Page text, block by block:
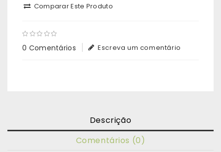
Comparar Este Produto
0 Comentários Escreva um comentário
Descrição
Comentários (0)